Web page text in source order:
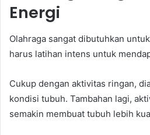
Energi
Olahraga sangat dibutuhkan
harus latihan intens untuk
Cukup dengan aktivitas ringan,
kondisi tubuh. Tambahan lagi,
semakin membuat tubuh lebih